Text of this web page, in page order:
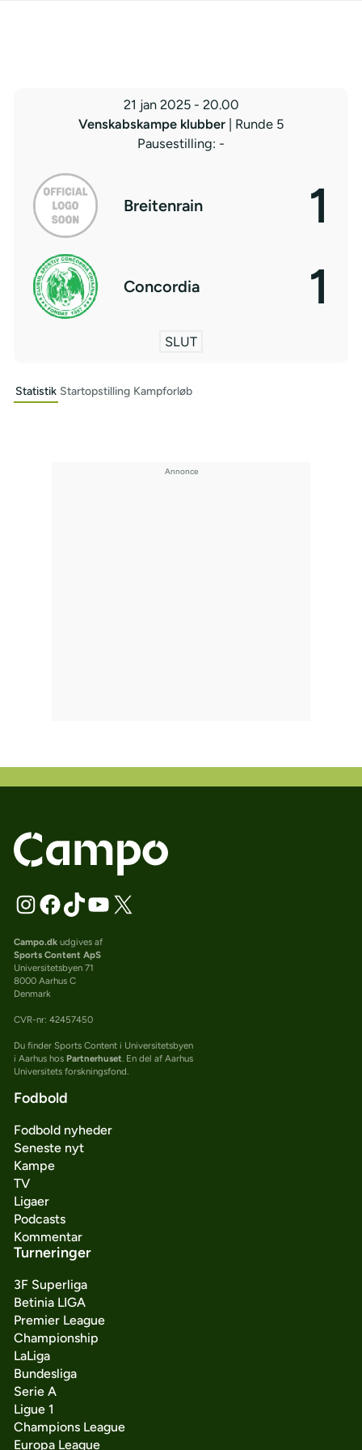
21 jan 2025 - 20.00
Venskabskampe klubber
| Runde 5
Pausestilling: -
Breitenrain 1
Concordia 1
SLUT
Statistik Startopstilling Kampforløb
Campo.dkudgives af
Sports Content ApS
Universitetsbyen 71
8000 Aarhus C
Denmark
CVR-nr: 42457450
Du finder Sports Content i Universitetsbyen
i Aarhus hos Partnerhuset. En del af Aarhus
Universitets forskningsfond.
Fodbold
Fodbold nyheder
Seneste nyt
Kampe
TV
Ligaer
Podcasts
Kommentar
Turneringer
3F Superliga
Betinia LIGA
Premier League
Championship
LaLiga
Bundesliga
Serie A
Ligue 1
Champions League
Europa League